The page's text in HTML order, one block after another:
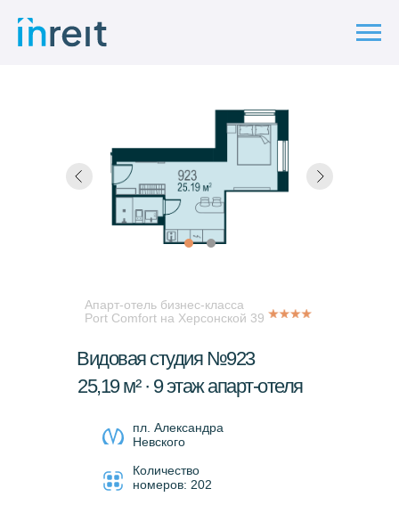
25,19 м² · 9 этаж апарт-отеля
Видовая студия №923
Апарт-отель бизнес-класса
Port Comfort на Херсонской 39
пл. Александра
Невского
Количество
номеров: 202